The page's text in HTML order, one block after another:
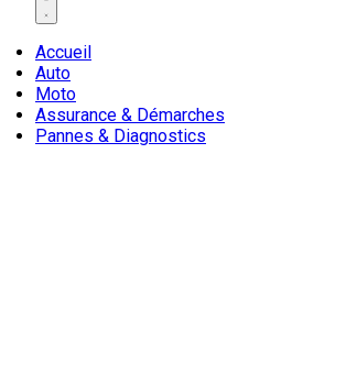
Accueil
Auto
Moto
Assurance & Démarches
Pannes & Diagnostics